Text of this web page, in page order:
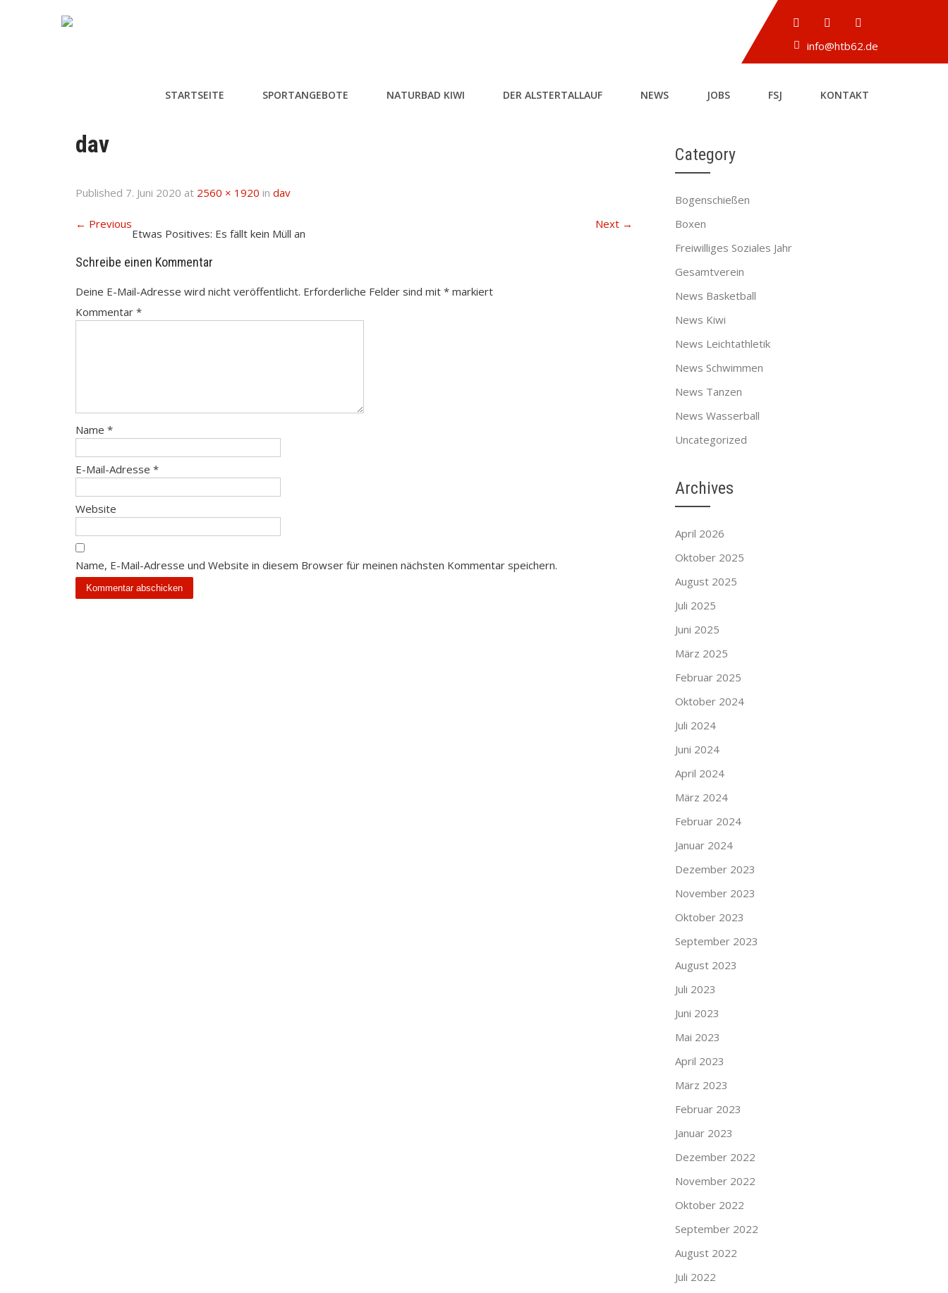
info@htb62.de
STARTSEITE SPORTANGEBOTE NATURBAD KIWI DER ALSTERTALLAUF NEWS JOBS FSJ KONTAKT
dav
Published 7. Juni 2020 at 2560 × 1920 in dav
← Previous Next →
Etwas Positives: Es fällt kein Müll an
Schreibe einen Kommentar
Deine E-Mail-Adresse wird nicht veröffentlicht. Erforderliche Felder sind mit * markiert
Kommentar *
Name *
E-Mail-Adresse *
Website
Name, E-Mail-Adresse und Website in diesem Browser für meinen nächsten Kommentar speichern.
Category
Bogenschießen
Boxen
Freiwilliges Soziales Jahr
Gesamtverein
News Basketball
News Kiwi
News Leichtathletik
News Schwimmen
News Tanzen
News Wasserball
Uncategorized
Archives
April 2026
Oktober 2025
August 2025
Juli 2025
Juni 2025
März 2025
Februar 2025
Oktober 2024
Juli 2024
Juni 2024
April 2024
März 2024
Februar 2024
Januar 2024
Dezember 2023
November 2023
Oktober 2023
September 2023
August 2023
Juli 2023
Juni 2023
Mai 2023
April 2023
März 2023
Februar 2023
Januar 2023
Dezember 2022
November 2022
Oktober 2022
September 2022
August 2022
Juli 2022